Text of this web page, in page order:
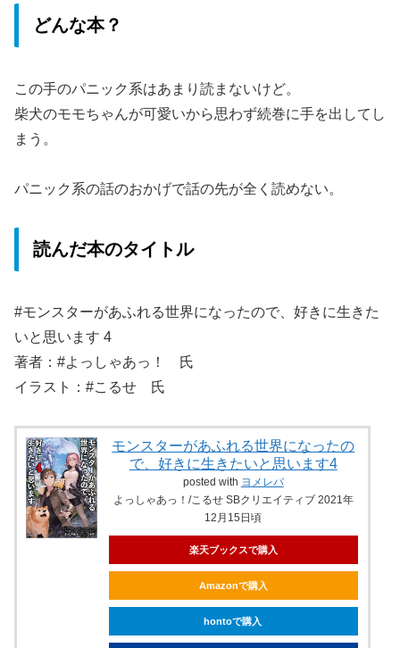
どんな本？
この手のパニック系はあまり読まないけど。
柴犬のモモちゃんが可愛いから思わず続巻に手を出してし
まう。
パニック系の話のおかげで話の先が全く読めない。
読んだ本のタイトル
#モンスターがあふれる世界になったので、好きに生きた
いと思います 4
著者：#よっしゃあっ！ 氏
イラスト：#こるせ 氏
モンスターがあふれる世界になったの
で、好きに生きたいと思います4
posted with ヨメレバ
よっしゃあっ！/こるせ SBクリエイティブ 2021年
12月15日頃
楽天ブックスで購入
Amazonで購入
hontoで購入